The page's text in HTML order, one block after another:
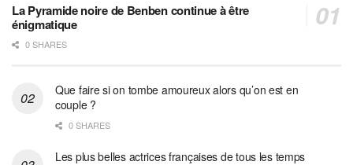
La Pyramide noire de Benben continue à être
énigmatique
0 SHARES
Que faire si on tombe amoureux alors qu’on est en
couple ?
0 SHARES
Les plus belles actrices françaises de tous les temps